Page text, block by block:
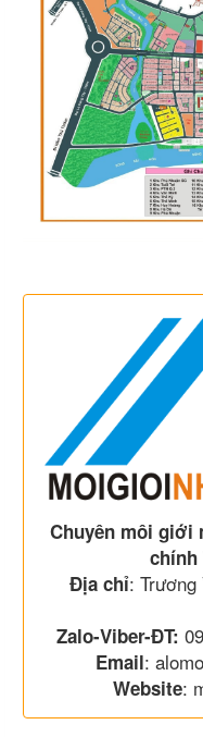
Chuyên môi giới
chính
Địa chỉ: Trương
Zalo-Viber-ĐT:
Email:
Website: